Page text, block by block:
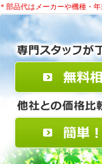
＊部品代はメーカーや機種・